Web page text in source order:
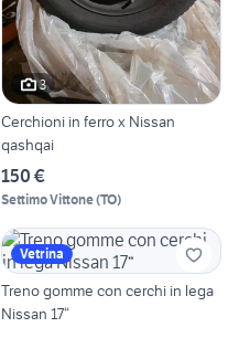
3
Cerchioni in ferro x Nissan
qashqai
150 €
Settimo Vittone(TO)
Vetrina
Treno gomme con cerchi in lega
Nissan 17“